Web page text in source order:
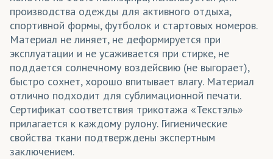
производства одежды для активного отдыха,
спортивной формы, футболок и стартовых номеров.
Материал не линяет, не деформируется при
эксплуатации и не усаживается при стирке, не
поддается солнечному воздейсвию (не выгорает),
быстро сохнет, хорошо впитывает влагу. Материал
отлично подходит для сублимационной печати.
Сертификат соответствия трикотажа «Текстэль»
прилагается к каждому рулону. Гигиенические
свойства ткани подтверждены экспертным
заключением.